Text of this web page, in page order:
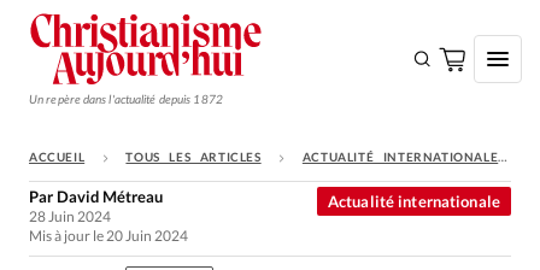
Un repère dans l'actualité depuis 1872
S'ABONNER
Monde
ACCUEIL TOUS LES ARTICLES ACTUALITÉ INTERNATIONALE
Actualité internationale
Par David Métreau
28 Juin 2024
Mis à jour le 20 Juin 2024